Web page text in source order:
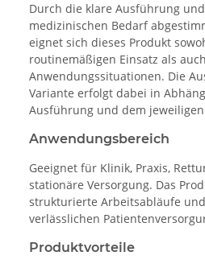
Durch die klare Ausführung
medizinischen Bedarf
eignet sich dieses Produkt
routinemäßigen Einsatz als
Anwendungssituationen. Die
Variante erfolgt dabei in
Ausführung und dem
Anwendungsbereich
Geeignet für Klinik, Praxis,
stationäre Versorgung. Das
strukturierte Arbeitsabläufe
verlässlichen
Produktvorteile